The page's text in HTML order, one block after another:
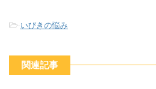
-いびきの悩み
関連記事